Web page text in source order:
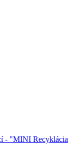
- "MINI Recyklácia